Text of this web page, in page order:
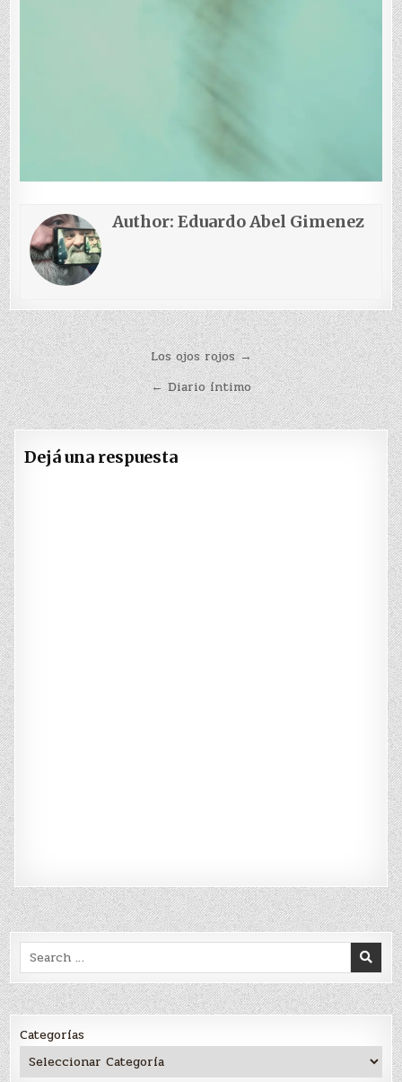
Author:Eduardo Abel Gimenez
Navegación
de
entradas
Los ojos rojos →
← Diario íntimo
Dejá una respuesta
Search
for:
Categorías